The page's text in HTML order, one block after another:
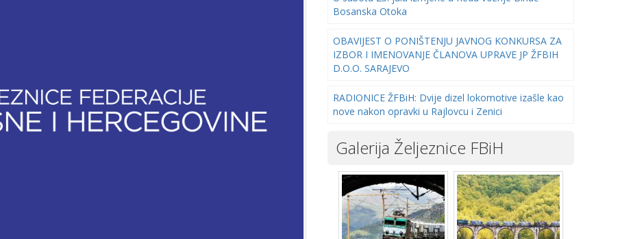
Bosanska Otoka
OBAVIJEST O PONIŠTENJU JAVNOG KONKURSA ZA
IZBOR I IMENOVANJE ČLANOVA UPRAVE JP ŽFBIH
D.O.O. SARAJEVO
RADIONICE ŽFBiH: Dvije dizel lokomotive izašle kao
nove nakon opravki u Rajlovcu i Zenici
Galerija Željeznice FBiH